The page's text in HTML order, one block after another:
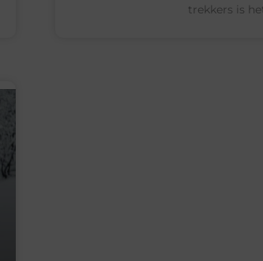
trekkers is